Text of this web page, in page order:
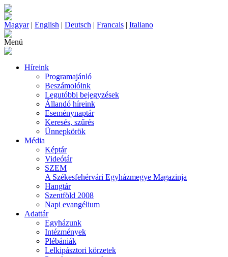
Magyar| English | Deutsch | Francais | Italiano
Menü
Híreink
Programajánló
Beszámolóink
Legutóbbi bejegyzések
Állandó híreink
Eseménynaptár
Keresés, szűrés
Ünnepkörök
Média
Képtár
Videótár
SZEM
A Székesfehérvári Egyházmegye Magazinja
Hangtár
Szentföld 2008
Napi evangélium
Adattár
Egyházunk
Intézmények
Plébániák
Lelkipásztori körzetek